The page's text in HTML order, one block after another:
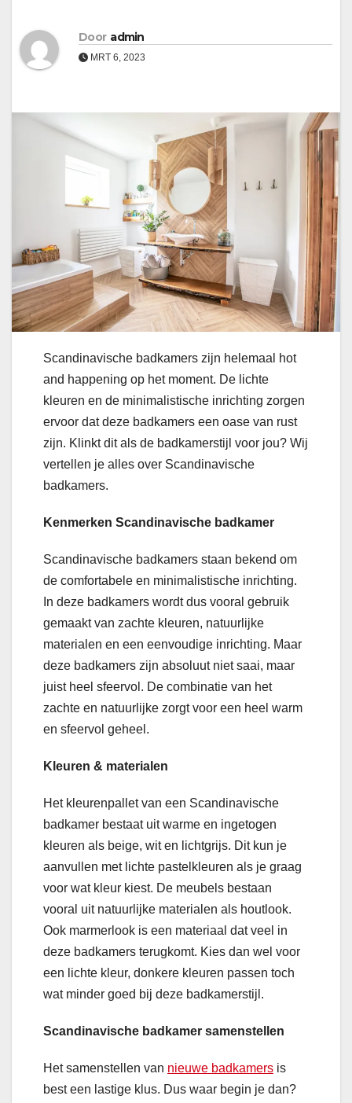
Door admin
MRT 6, 2023
Scandinavische badkamers zijn helemaal hot
and happening op het moment. De lichte
kleuren en de minimalistische inrichting zorgen
ervoor dat deze badkamers een oase van rust
zijn. Klinkt dit als de badkamerstijl voor jou? Wij
vertellen je alles over Scandinavische
badkamers.
Kenmerken Scandinavische badkamer
Scandinavische badkamers staan bekend om
de comfortabele en minimalistische inrichting.
In deze badkamers wordt dus vooral gebruik
gemaakt van zachte kleuren, natuurlijke
materialen en een eenvoudige inrichting. Maar
deze badkamers zijn absoluut niet saai, maar
juist heel sfeervol. De combinatie van het
zachte en natuurlijke zorgt voor een heel warm
en sfeervol geheel.
Kleuren & materialen
Het kleurenpallet van een Scandinavische
badkamer bestaat uit warme en ingetogen
kleuren als beige, wit en lichtgrijs. Dit kun je
aanvullen met lichte pastelkleuren als je graag
voor wat kleur kiest. De meubels bestaan
vooral uit natuurlijke materialen als houtlook.
Ook marmerlook is een materiaal dat veel in
deze badkamers terugkomt. Kies dan wel voor
een lichte kleur, donkere kleuren passen toch
wat minder goed bij deze badkamerstijl.
Scandinavische badkamer samenstellen
Het samenstellen van nieuwe badkamers is
best een lastige klus. Dus waar begin je dan?